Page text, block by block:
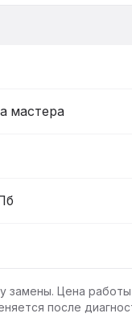
мастера
замены. Цена
после